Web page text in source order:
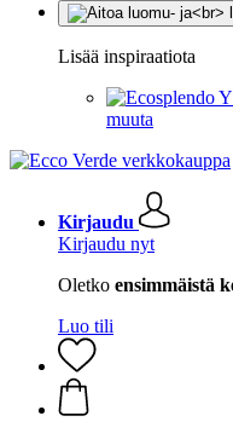
Lisää inspiraatiota
muuta
Kirjaudu
Kirjaudu nyt
Oletko ensimmäistä
Luo tili